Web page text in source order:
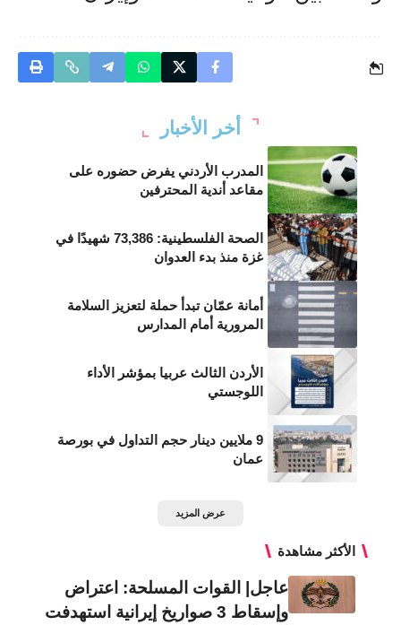
أخر الأخبار
المدرب الأردني يفرض حضوره على
مقاعد أندية المحترفين
الصحة الفلسطينية: 73,386 شهيدًا في
غزة منذ بدء العدوان
أمانة عمّان تبدأ حملة لتعزيز السلامة
المرورية أمام المدارس
الأردن الثالث عربيا بمؤشر الأداء
اللوجستي
9 ملايين دينار حجم التداول في بورصة
عمان
عرض المزيد
الأكثر مشاهدة
عاجل| القوات المسلحة: اعتراض
وإسقاط 3 صواريخ إيرانية استهدفت